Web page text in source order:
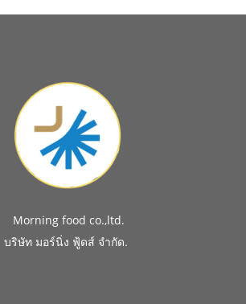
Morning food co.,ltd.
บริษัท มอร์นิ่ง ฟู้ดส์ จำกัด.